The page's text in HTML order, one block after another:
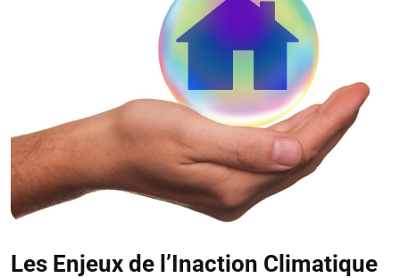
Les Enjeux de l’Inaction Climatique